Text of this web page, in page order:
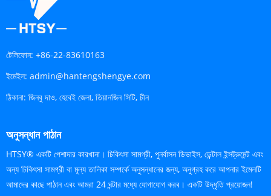
টেলিফোন: +86-22-83610163
ইমেইল: admin@hantengshengye.com
ঠিকানা: জিনবু দাও, হেবেই জেলা, তিয়ানজিন সিটি, চীন
অনুসন্ধান পাঠান
HTSY® একটি পেশাদার কারখানা। চিকিৎসা সামগ্রী, পুনর্বাসন ডিভাইস, ডেন্টাল ইন্সট্রুমেন্ট এবং
অন্য চিকিৎসা সামগ্রী বা মূল্য তালিকা সম্পর্কে অনুসন্ধানের জন্য, অনুগ্রহ করে আপনার ইমেলটি
আমাদের কাছে পাঠান এবং আমরা 24 ঘন্টার মধ্যে যোগাযোগ করব। একটি উদ্ধৃতি প্রয়োজন!